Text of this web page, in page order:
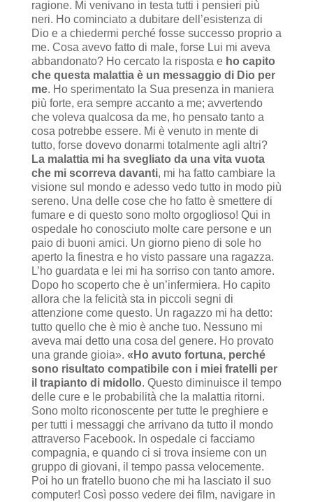
ragione. Mi venivano in testa tutti i pensieri più
neri. Ho cominciato a dubitare dell’esistenza di
Dio e a chiedermi perché fosse successo proprio a
me. Cosa avevo fatto di male, forse Lui mi aveva
abbandonato? Ho cercato la risposta eho capito
che questa malattia è un messaggio di Dio per
me. Ho sperimentato la Sua presenza in maniera
più forte, era sempre accanto a me; avvertendo
che voleva qualcosa da me, ho pensato tanto a
cosa potrebbe essere. Mi è venuto in mente di
tutto, forse dovevo donarmi totalmente agli altri?
La malattia mi ha svegliato da una vita vuota
che mi scorreva davanti, mi ha fatto cambiare la
visione sul mondo e adesso vedo tutto in modo più
sereno. Una delle cose che ho fatto è smettere di
fumare e di questo sono molto orgoglioso! Qui in
ospedale ho conosciuto molte care persone e un
paio di buoni amici. Un giorno pieno di sole ho
aperto la finestra e ho visto passare una ragazza.
L’ho guardata e lei mi ha sorriso con tanto amore.
Dopo ho scoperto che è un’infermiera. Ho capito
allora che la felicità sta in piccoli segni di
attenzione come questo. Un ragazzo mi ha detto:
tutto quello che è mio è anche tuo. Nessuno mi
aveva mai detto una cosa del genere. Ho provato
una grande gioia». «Ho avuto fortuna, perché
sono risultato compatibile con i miei fratelli per
il trapianto di midollo. Questo diminuisce il tempo
delle cure e le probabilità che la malattia ritorni.
Sono molto riconoscente per tutte le preghiere e
per tutti i messaggi che arrivano da tutto il mondo
attraverso Facebook. In ospedale ci facciamo
compagnia, e quando ci si trova insieme con un
gruppo di giovani, il tempo passa velocemente.
Poi ho un fratello buono che mi ha lasciato il suo
computer! Così posso vedere dei film, navigare in